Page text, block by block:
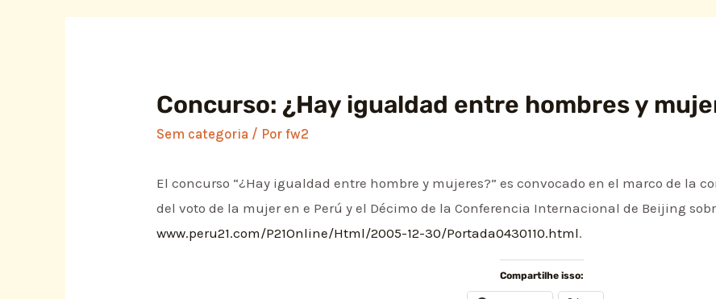
Concurso: ¿Hay igualdad entre hombres y
Sem categoria / Porfw2
El concurso “¿Hay igualdad entre hombre y mujeres?” es convocado en el marco de la
del voto de la mujer en e Perú y el Décimo de la Conferencia Internacional de Beijing
www.peru21.com/P21Online/Html/2005-12-30/Portada0430110.html.
Compartilhe isso: